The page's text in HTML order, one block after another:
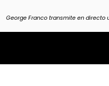
George Franco transmite en directo